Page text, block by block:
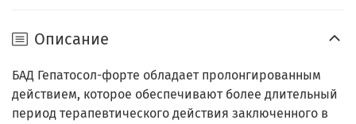
Описание
БАД Гепатосол-форте обладает пролонгированным
действием, которое обеспечивают более длительный
период терапевтического действия заключенного в